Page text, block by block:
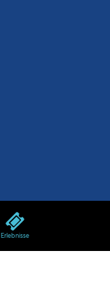
Erlebnisse